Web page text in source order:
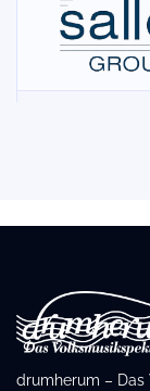
drumherum – Das